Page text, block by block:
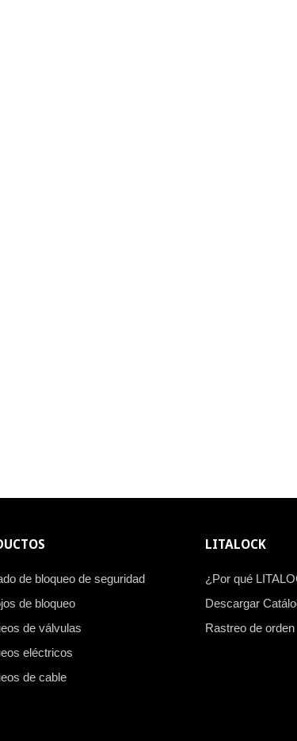
de bloqueo de seguridad
de bloqueo
de válvulas
eléctricos
de cable
LITALOCK
¿Por qué
Descargar
Rastreo de orden